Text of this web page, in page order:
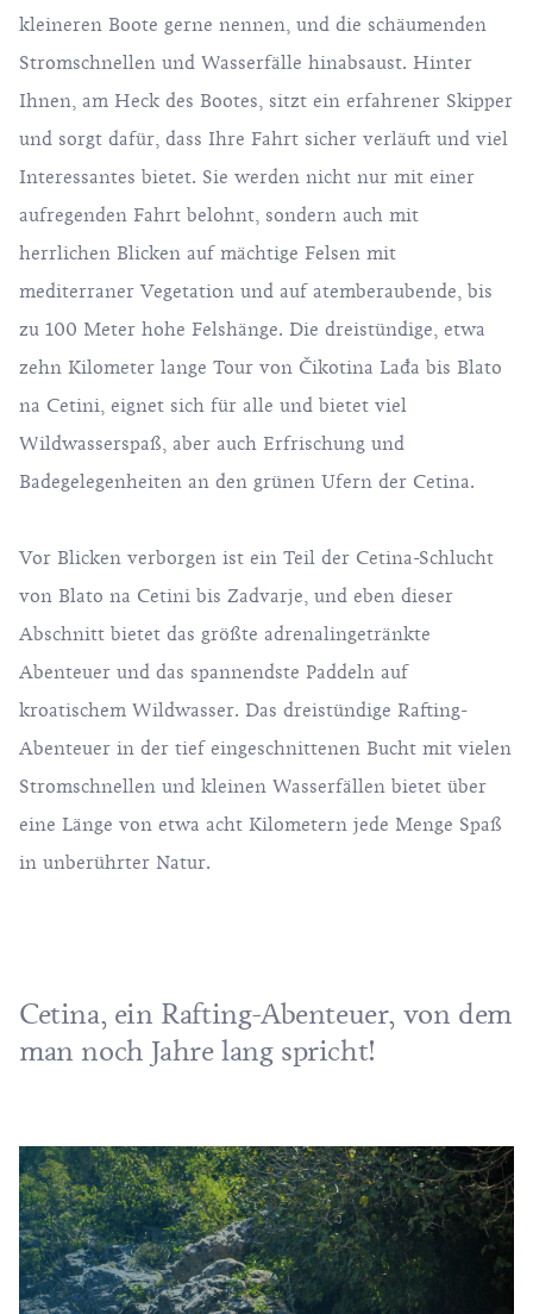
kleineren Boote gerne nennen, und die schäumenden
Stromschnellen und Wasserfälle hinabsaust. Hinter
Ihnen, am Heck des Bootes, sitzt ein erfahrener Skipper
und sorgt dafür, dass Ihre Fahrt sicher verläuft und viel
Interessantes bietet. Sie werden nicht nur mit einer
aufregenden Fahrt belohnt, sondern auch mit
herrlichen Blicken auf mächtige Felsen mit
mediterraner Vegetation und auf atemberaubende, bis
zu 100 Meter hohe Felshänge. Die dreistündige, etwa
zehn Kilometer lange Tour von Čikotina Lađa bis Blato
na Cetini, eignet sich für alle und bietet viel
Wildwasserspaß, aber auch Erfrischung und
Badegelegenheiten an den grünen Ufern der Cetina.
Vor Blicken verborgen ist ein Teil der Cetina-Schlucht
von Blato na Cetini bis Zadvarje, und eben dieser
Abschnitt bietet das größte adrenalingetränkte
Abenteuer und das spannendste Paddeln auf
kroatischem Wildwasser. Das dreistündige Rafting-
Abenteuer in der tief eingeschnittenen Bucht mit vielen
Stromschnellen und kleinen Wasserfällen bietet über
eine Länge von etwa acht Kilometern jede Menge Spaß
in unberührter Natur.
Cetina, ein Rafting-Abenteuer, von dem
man noch Jahre lang spricht!